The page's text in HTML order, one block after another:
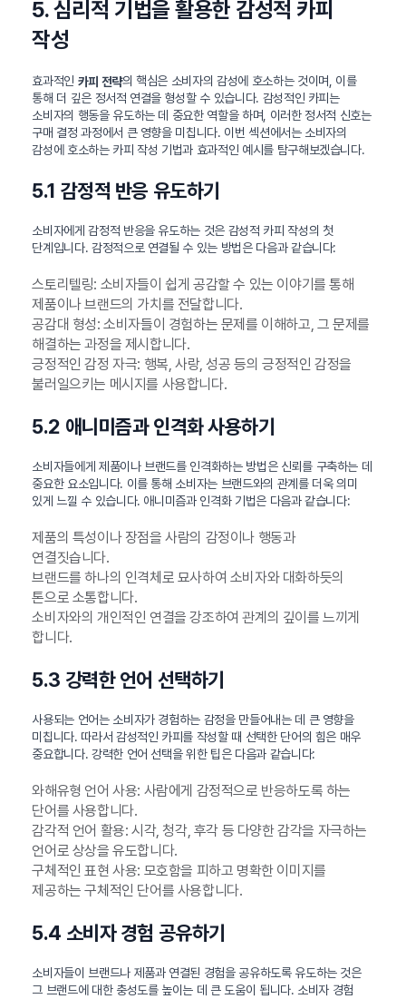
5. 심리적 기법을 활용한 감성적 카피
작성
효과적인 카피 전략의 핵심은 소비자의 감성에 호소하는 것이며, 이를
통해 더 깊은 정서적 연결을 형성할 수 있습니다. 감성적인 카피는
소비자의 행동을 유도하는 데 중요한 역할을 하며, 이러한 정서적 신호는
구매 결정 과정에서 큰 영향을 미칩니다. 이번 섹션에서는 소비자의
감성에 호소하는 카피 작성 기법과 효과적인 예시를 탐구해보겠습니다.
5.1 감정적 반응 유도하기
소비자에게 감정적 반응을 유도하는 것은 감성적 카피 작성의 첫
단계입니다. 감정적으로 연결될 수 있는 방법은 다음과 같습니다:
스토리텔링: 소비자들이 쉽게 공감할 수 있는 이야기를 통해
제품이나 브랜드의 가치를 전달합니다.
공감대 형성: 소비자들이 경험하는 문제를 이해하고, 그 문제를
해결하는 과정을 제시합니다.
긍정적인 감정 자극: 행복, 사랑, 성공 등의 긍정적인 감정을
불러일으키는 메시지를 사용합니다.
5.2 애니미즘과 인격화 사용하기
소비자들에게 제품이나 브랜드를 인격화하는 방법은 신뢰를 구축하는 데
중요한 요소입니다. 이를 통해 소비자는 브랜드와의 관계를 더욱 의미
있게 느낄 수 있습니다. 애니미즘과 인격화 기법은 다음과 같습니다:
제품의 특성이나 장점을 사람의 감정이나 행동과
연결짓습니다.
브랜드를 하나의 인격체로 묘사하여 소비자와 대화하듯의
톤으로 소통합니다.
소비자와의 개인적인 연결을 강조하여 관계의 깊이를 느끼게
합니다.
5.3 강력한 언어 선택하기
사용되는 언어는 소비자가 경험하는 감정을 만들어내는 데 큰 영향을
미칩니다. 따라서 감성적인 카피를 작성할 때 선택한 단어의 힘은 매우
중요합니다. 강력한 언어 선택을 위한 팁은 다음과 같습니다:
와해유형 언어 사용: 사람에게 감정적으로 반응하도록 하는
단어를 사용합니다.
감각적 언어 활용: 시각, 청각, 후각 등 다양한 감각을 자극하는
언어로 상상을 유도합니다.
구체적인 표현 사용: 모호함을 피하고 명확한 이미지를
제공하는 구체적인 단어를 사용합니다.
5.4 소비자 경험 공유하기
소비자들이 브랜드나 제품과 연결된 경험을 공유하도록 유도하는 것은
그 브랜드에 대한 충성도를 높이는 데 큰 도움이 됩니다. 소비자 경험